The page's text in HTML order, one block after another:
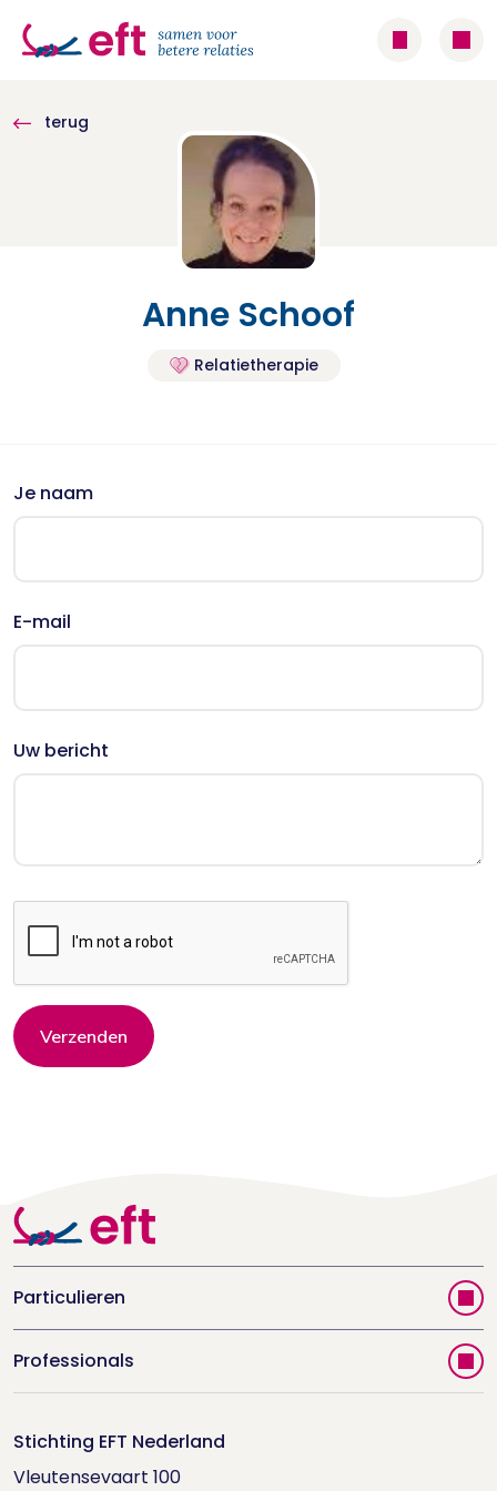
terug
Anne Schoof
Relatietherapie
Je naam
E-mail
Uw bericht
Verzenden
Particulieren
Vind jouw therapeut
Videoportal
Doe de relatietest
Houd me Vast-bijeenkomsten
Professionals
Trainingen
Stichting EFT Nederland
Vleutensevaart 100